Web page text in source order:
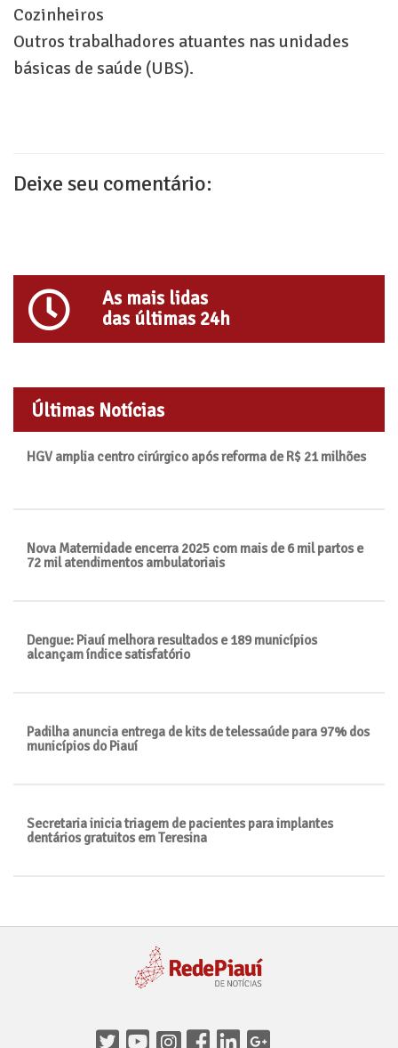
Cozinheiros
Outros trabalhadores atuantes nas unidades
básicas de saúde (UBS).
Deixe seu comentário:
As mais lidas
das últimas 24h
Últimas Notícias
HGV amplia centro cirúrgico após reforma de R$ 21 milhões
Nova Maternidade encerra 2025 com mais de 6 mil partos e
72 mil atendimentos ambulatoriais
Dengue: Piauí melhora resultados e 189 municípios
alcançam índice satisfatório
Padilha anuncia entrega de kits de telessaúde para 97% dos
municípios do Piauí
Secretaria inicia triagem de pacientes para implantes
dentários gratuitos em Teresina